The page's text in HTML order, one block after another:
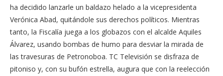
ha decidido lanzarle un baldazo helado a la vicepresidenta
Verónica Abad, quitándole sus derechos políticos. Mientras
tanto, la Fiscalía juega a los globazos con el alcalde Aquiles
Álvarez, usando bombas de humo para desviar la mirada de
las travesuras de Petronoboa. TC Televisión se disfraza de
pitoniso y, con su bufón estrella, augura que con la reelección